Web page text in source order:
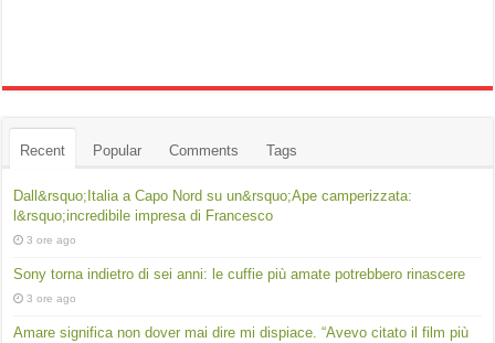
Recent Popular Comments Tags
Dall&rsquo;Italia a Capo Nord su un&rsquo;Ape camperizzata:
l&rsquo;incredibile impresa di Francesco
3 ore ago
Sony torna indietro di sei anni: le cuffie più amate potrebbero rinascere
3 ore ago
Amare significa non dover mai dire mi dispiace. “Avevo citato il film più